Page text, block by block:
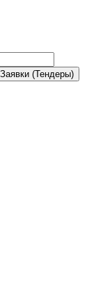
Заявки (Тендеры)